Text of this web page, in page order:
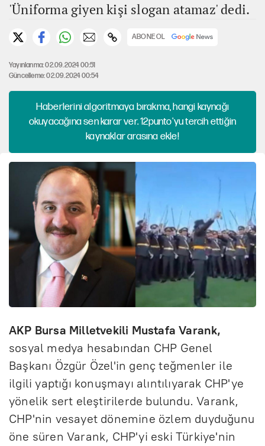
'Üniforma giyen kişi slogan atamaz' dedi.
ABONE OL
Yayınlanma: 02.09.2024 00:51
Güncelleme: 02.09.2024 00:54
Haberlerini algoritmaya bırakma, hangi kaynağı
okuyacağına sen karar ver. 12punto'yu tercih ettiğin
kaynaklar arasına ekle!
AKP Bursa Milletvekili Mustafa Varank,
sosyal medya hesabından CHP Genel
Başkanı Özgür Özel'in genç teğmenler ile
ilgili yaptığı konuşmayı alıntılıyarak CHP'ye
yönelik sert eleştirilerde bulundu. Varank,
CHP'nin vesayet dönemine özlem duyduğunu
öne süren Varank, CHP'yi eski Türkiye'nin